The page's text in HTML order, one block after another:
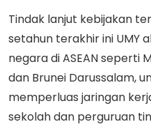
Tindak lanjut kebijakan
setahun terakhir ini UMY
negara di ASEAN seperti
dan Brunei Darussalam,
memperluas jaringan
sekolah dan perguruan